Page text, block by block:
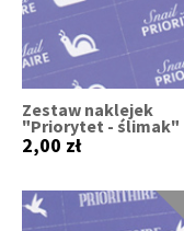
Zestaw naklejek
"Priorytet - ślimak"
2,00 zł